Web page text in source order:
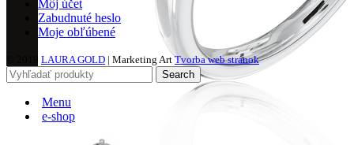
Môj účet
Zabudnuté heslo
Moje obľúbené
LAURA GOLD | Marketing ArtTvorba web stránok
Search
Menu
e-shop